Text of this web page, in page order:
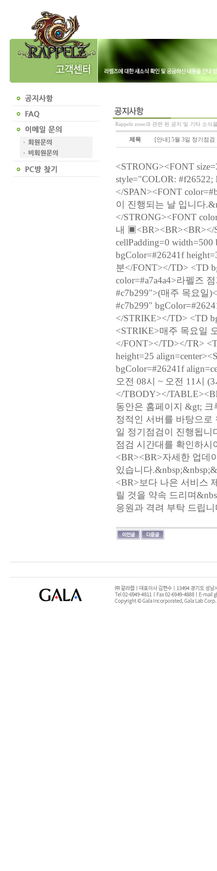
Rappelz zone과 관련 된 공지 및 기타 소식
제목 [안내] 5월 3일 정기점
<STRONG><FONT
style="COLOR:
</SPAN><FONT
이 진행되는 날 입니다
</STRONG><FONT
내 ▣<BR><BR><BR></
cellPadding=0
bgColor=#26241f
분</FONT></TD> <TD
color=#a7a4a4>라펠즈
#c7b299">(매주 목요일
#c7b299"
</STRIKE></TD> <TD
<STRIKE>매주 목요일
</FONT></TD></TR>
height=25
bgColor=#26241f
오전 08시 ~ 오전 11시
</TBODY></
동안은 홈페이지 &gt; 크
정적인 서버를 바탕으로
일 정기점검이 진행됩니
점검 시간대를 확인하시
<BR><BR>자세한 업데
있습니다
<BR>보다 나은 서비스
릴 것을 약속 드리며
응원과 격려 부탁 드립